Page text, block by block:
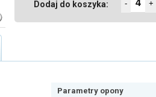
Dodaj do koszyka: - +
Parametry opony